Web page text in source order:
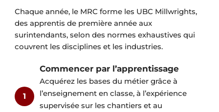
Chaque année, le MRC forme les UBC Millwrights,
des apprentis de première année aux
surintendants, selon des normes exhaustives qui
couvrent les disciplines et les industries.
1
Commencer par l’apprentissage
Acquérez les bases du métier grâce à
l’enseignement en classe, à l’expérience
supervisée sur les chantiers et au